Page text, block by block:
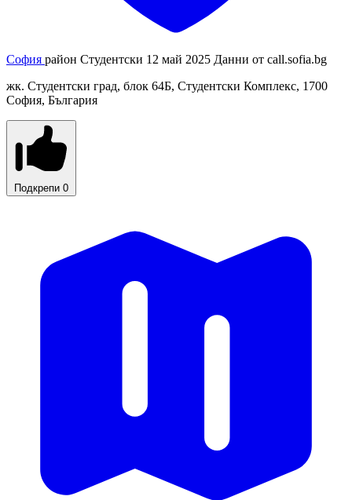
София район Студентски 12 май 2025 Данни от call.sofia.bg
жк. Студентски град, блок 64Б, Студентски Комплекс, 1700
София, България
Подкрепи 0